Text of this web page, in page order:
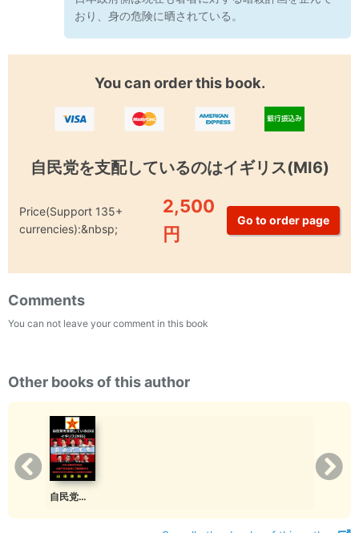
おり、身の危険に晒されている。
You can order this book.
自民党を支配しているのはイギリス(MI6)
Price(Support 135+
currencies):&nbsp;
2,500
円
Comments
You can not leave your comment in this book
Other books of this author
自民党を支配しているのはイギリス(MI6)